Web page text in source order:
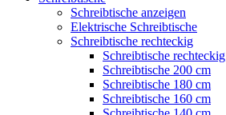
Schreibtische anzeigen
Elektrische Schreibtische
Schreibtische rechteckig
Schreibtische
Schreibtische 200 cm
Schreibtische 180 cm
Schreibtische 160 cm